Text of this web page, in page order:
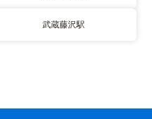
武蔵藤沢駅